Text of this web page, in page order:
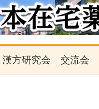
漢方研究会 交流会